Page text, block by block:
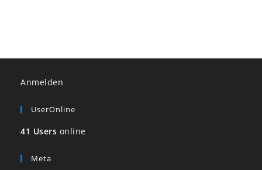
Anmelden
UserOnline
41 Users online
Meta